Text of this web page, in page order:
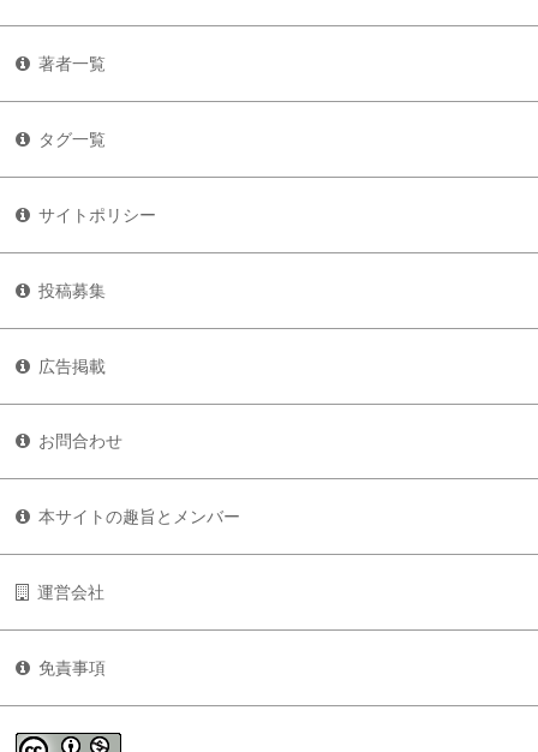
著者一覧
タグ一覧
サイトポリシー
投稿募集
広告掲載
お問合わせ
本サイトの趣旨とメンバー
運営会社
免責事項